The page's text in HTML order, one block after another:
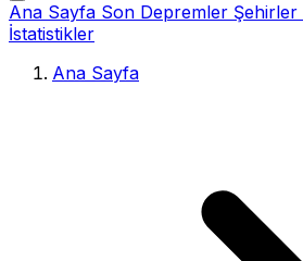
Ana Sayfa Son Depremler Şehirler
İstatistikler
Ana Sayfa